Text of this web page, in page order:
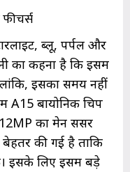
ब्लू, पर्पल और
का कहना है कि इसमें
इसका समय नहीं
A15 बायोनिक चिप
का मेन सेंसर
बेहतर की गई है ताकि
इसके लिए इसमें बड़े